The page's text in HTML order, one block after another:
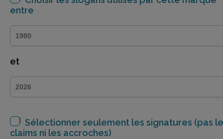
entre
et
Sélectionner seulement les signatures (pas
claims ni les accroches)